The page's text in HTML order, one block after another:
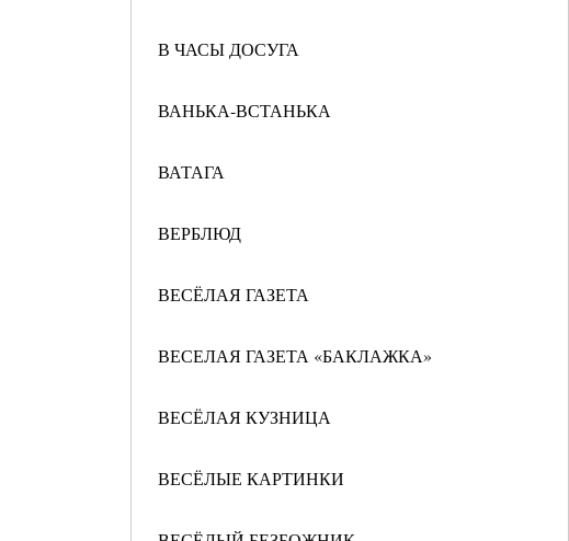
В ЧАСЫ ДОСУГА
ВАНЬКА-ВСТАНЬКА
ВАТАГА
ВЕРБЛЮД
ВЕСЁЛАЯ ГАЗЕТА
ВЕСЕЛАЯ ГАЗЕТА «БАКЛАЖКА»
ВЕСЁЛАЯ КУЗНИЦА
ВЕСЁЛЫЕ КАРТИНКИ